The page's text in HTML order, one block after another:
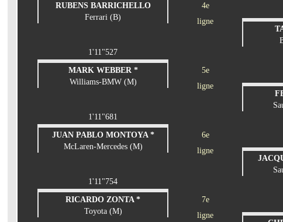
RUBENS BARRICHELLO
Ferrari (B)
4e
ligne
1'11"527
MARK WEBBER *
Williams-BMW (M)
5e
ligne
1'11"681
JUAN PABLO MONTOYA *
McLaren-Mercedes (M)
6e
ligne
1'11"754
RICARDO ZONTA *
Toyota (M)
7e
ligne